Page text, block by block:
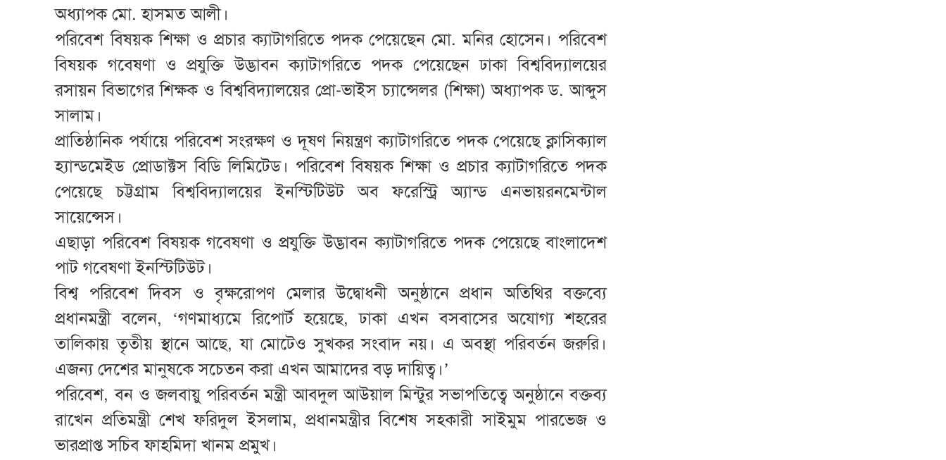
অধ্যাপক মো. হাসমত আলী।
পরিবেশ বিষয়ক শিক্ষা ও প্রচার ক্যাটাগরিতে পদক পেয়েছেন মো. মনির হোসেন। পরিবেশ
বিষয়ক গবেষণা ও প্রযুক্তি উদ্ভাবন ক্যাটাগরিতে পদক পেয়েছেন ঢাকা বিশ্ববিদ্যালয়ের
রসায়ন বিভাগের শিক্ষক ও বিশ্ববিদ্যালয়ের প্রো-ভাইস চ্যান্সেলর (শিক্ষা) অধ্যাপক ড. আব্দুস
সালাম।
প্রাতিষ্ঠানিক পর্যায়ে পরিবেশ সংরক্ষণ ও দূষণ নিয়ন্ত্রণ ক্যাটাগরিতে পদক পেয়েছে ক্লাসিক্যাল
হ্যান্ডমেইড প্রোডাক্টস বিডি লিমিটেড। পরিবেশ বিষয়ক শিক্ষা ও প্রচার ক্যাটাগরিতে পদক
পেয়েছে চট্টগ্রাম বিশ্ববিদ্যালয়ের ইনস্টিটিউট অব ফরেস্ট্রি অ্যান্ড এনভায়রনমেন্টাল
সায়েন্সেস।
এছাড়া পরিবেশ বিষয়ক গবেষণা ও প্রযুক্তি উদ্ভাবন ক্যাটাগরিতে পদক পেয়েছে বাংলাদেশ
পাট গবেষণা ইনস্টিটিউট।
বিশ্ব পরিবেশ দিবস ও বৃক্ষরোপণ মেলার উদ্বোধনী অনুষ্ঠানে প্রধান অতিথির বক্তব্যে
প্রধানমন্ত্রী বলেন, ‘গণমাধ্যমে রিপোর্ট হয়েছে, ঢাকা এখন বসবাসের অযোগ্য শহরের
তালিকায় তৃতীয় স্থানে আছে, যা মোটেও সুখকর সংবাদ নয়। এ অবস্থা পরিবর্তন জরুরি।
এজন্য দেশের মানুষকে সচেতন করা এখন আমাদের বড় দায়িত্ব।’
পরিবেশ, বন ও জলবায়ু পরিবর্তন মন্ত্রী আবদুল আউয়াল মিন্টুর সভাপতিত্বে অনুষ্ঠানে বক্তব্য
রাখেন প্রতিমন্ত্রী শেখ ফরিদুল ইসলাম, প্রধানমন্ত্রীর বিশেষ সহকারী সাইমুম পারভেজ ও
ভারপ্রাপ্ত সচিব ফাহমিদা খানম প্রমুখ।